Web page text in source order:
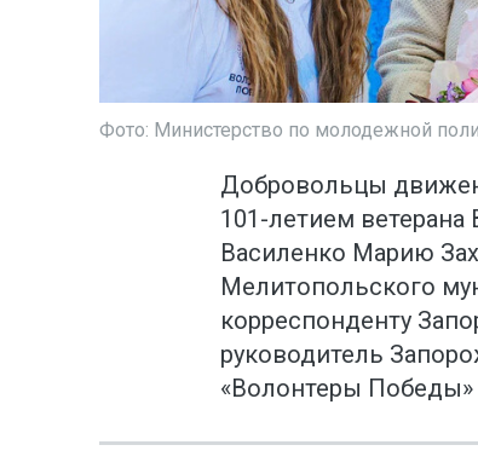
Фото: Министерство по молодежной
Добровольцы
101-летием
Василенко Марию
Мелитопольского
корреспонденту
руководитель
«Волонтеры